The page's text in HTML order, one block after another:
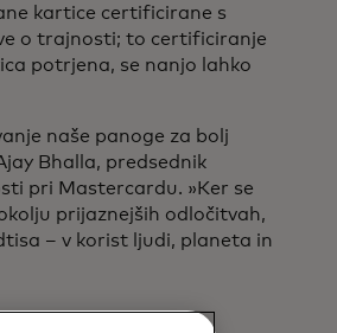
kartice certificirane s
o trajnosti; to certificiranje
potrjena, se nanjo lahko
naše panoge za bolj
Bhalla, predsednik
pri Mastercardu. »Ker se
prijaznejših odločitvah,
– v korist ljudi, planeta in